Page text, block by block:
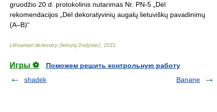
gruodžio 20 d. protokolinis nutarimas Nr. PN-5 „Dėl
rekomendacijos „Dėl dekoratyvinių augalų lietuviškų pavadinimų
(A–B)“
Lithuanian dictionary (lietuvių žodynas) 2015
Игры ⚽
Поможем решить контрольную работу
shadek
Banane